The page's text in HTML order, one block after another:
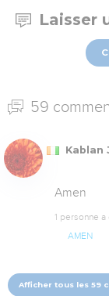
Laisser
59
Kablan
Amen
1 personne
AMEN
Afficher tous les 59